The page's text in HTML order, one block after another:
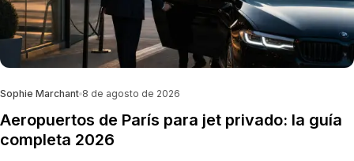
Sophie Marchant 8 de agosto de 2026
Aeropuertos de París para jet privado: la guía
completa 2026